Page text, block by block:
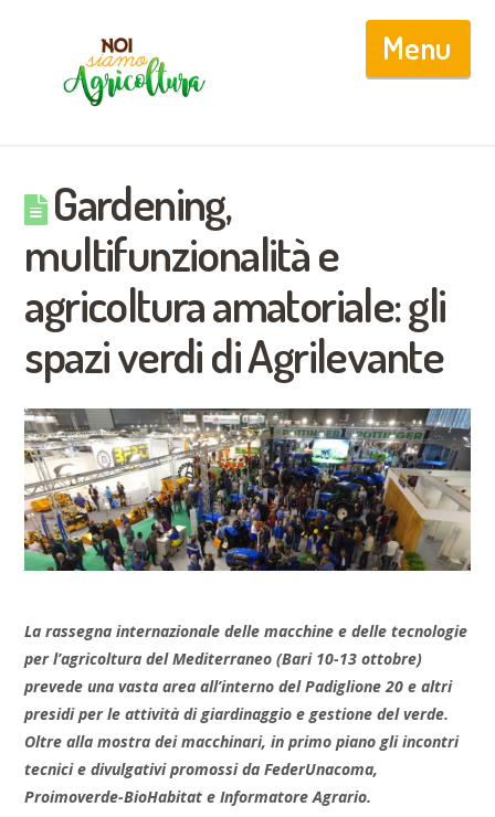
Gardening,
multifunzionalità e
agricoltura amatoriale: gli
spazi verdi di Agrilevante
La rassegna internazionale delle macchine e delle tecnologie
per l’agricoltura del Mediterraneo (Bari 10-13 ottobre)
prevede una vasta area all’interno del Padiglione 20 e altri
presidi per le attività di giardinaggio e gestione del verde.
Oltre alla mostra dei macchinari, in primo piano gli incontri
tecnici e divulgativi promossi da FederUnacoma,
Proimoverde-BioHabitat e Informatore Agrario.